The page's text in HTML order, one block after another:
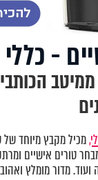
- כללי
מכיל מקבץ מיוחד של
טורים אישיים
מדור מומלץ